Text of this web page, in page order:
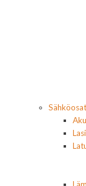
Sähköosat